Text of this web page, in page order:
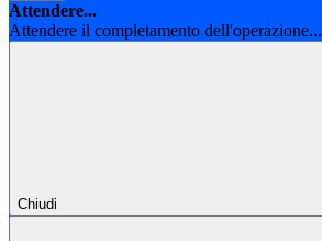
Attendere...
Attendere il completamento dell'operazione...
Chiudi